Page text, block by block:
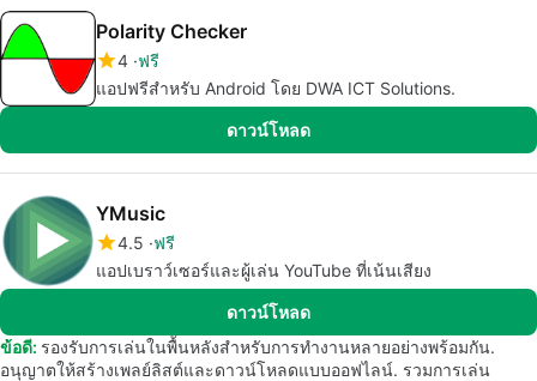
Polarity Checker
4 ฟรี
แอปฟรีสำหรับ Android โดย DWA ICT Solutions.
ดาวน์โหลด
YMusic
4.5 ฟรี
แอปเบราว์เซอร์และผู้เล่น YouTube ที่เน้นเสียง
ดาวน์โหลด
ข้อดี: รองรับการเล่นในพื้นหลังสำหรับการทำงานหลายอย่างพร้อมกัน.
อนุญาตให้สร้างเพลย์ลิสต์และดาวน์โหลดแบบออฟไลน์. รวมการเล่น